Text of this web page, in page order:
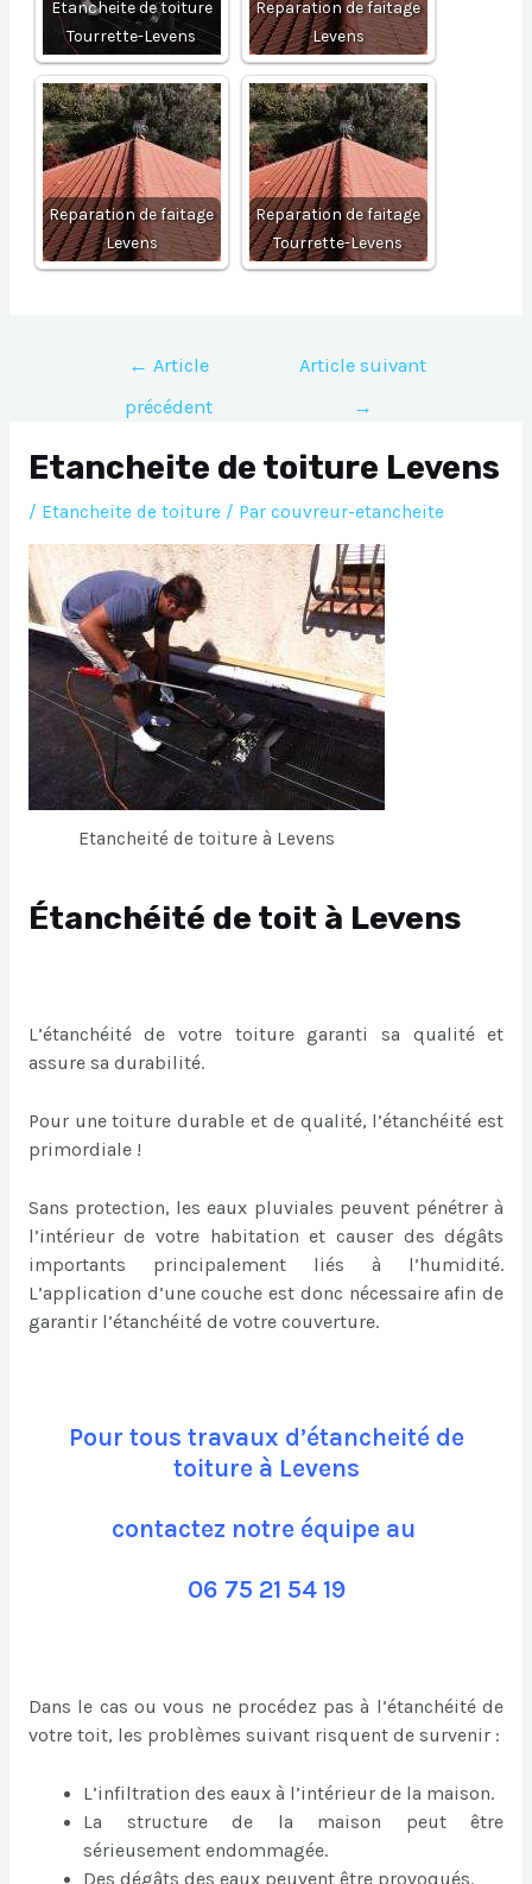
Etancheite de toiture
Tourrette-Levens
Reparation de faitage
Levens
Reparation de faitage
Levens
Reparation de faitage
Tourrette-Levens
Navigation
l’article
← Article
précédent
Article suivant
→
Etancheite de toiture Levens
/ Etancheite de toiture/ Par couvreur-etancheite
Etancheité de toiture à Levens
Étanchéité de toit à Levens
L’étanchéité de votre toiture garanti sa qualité et
assure sa durabilité.
Pour une toiture durable et de qualité, l’étanchéité est
primordiale !
Sans protection, les eaux pluviales peuvent pénétrer à
l’intérieur de votre habitation et causer des dégâts
importants principalement liés à l’humidité.
L’application d’une couche est donc nécessaire afin de
garantir l’étanchéité de votre couverture.
Pour tous travaux d’étancheité de
toiture à Levens
contactez notre équipe au
06 75 21 54 19
Dans le cas ou vous ne procédez pas à l’étanchéité de
votre toit, les problèmes suivant risquent de survenir :
L’infiltration des eaux à l’intérieur de la maison.
La structure de la maison peut être
sérieusement endommagée.
Des dégâts des eaux peuvent être provoqués.